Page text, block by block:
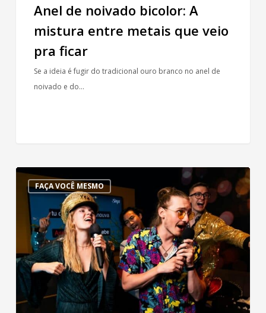
Anel de noivado bicolor: A
mistura entre metais que veio
pra ficar
Se a ideia é fugir do tradicional ouro branco no anel de
noivado e do…
FAÇA VOCÊ MESMO
9
brincadeiras
para
deixar
seu
chá-
bar
ainda